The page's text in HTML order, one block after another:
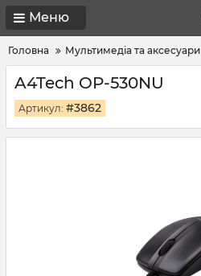
Меню
Головна Мультимедіа та аксесуари
A4Tech OP-530NU
Артикул: #3862